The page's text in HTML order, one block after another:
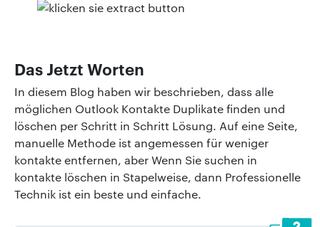
Das Jetzt Worten
In diesem Blog haben wir beschrieben, dass alle
möglichen Outlook Kontakte Duplikate finden und
löschen per Schritt in Schritt Lösung. Auf eine Seite,
manuelle Methode ist angemessen für weniger
kontakte entfernen, aber Wenn Sie suchen in
kontakte löschen in Stapelweise, dann Professionelle
Technik ist ein beste und einfache.